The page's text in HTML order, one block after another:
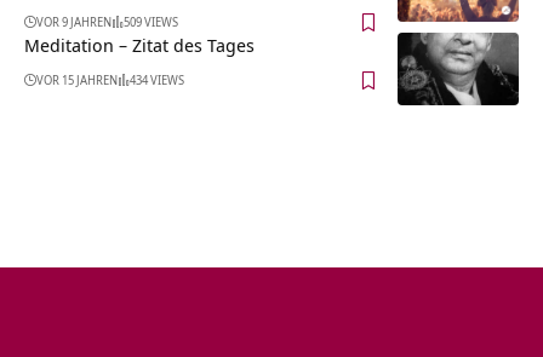
VOR 9 JAHREN 509 VIEWS
Meditation – Zitat des Tages
VOR 15 JAHREN 434 VIEWS